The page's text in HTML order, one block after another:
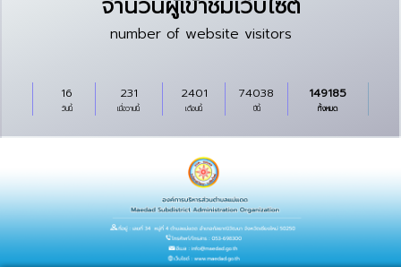
number of website visitors
วันนี้
16
เมื่อวานนี้
231
เดือนนี้
2401
ปีนี้
74038
ทั้งหมด
149185